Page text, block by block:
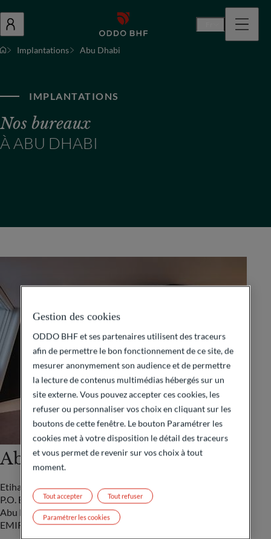
Implantations Abu Dhabi
IMPLANTATIONS
Nos bureaux
À ABU DHABI
Abu Dhabi
Etihad Tower 3, Level 36
P.O. Box 54826,
Abu Dhabi
EMIRATS ARABES UNIS
Gestion des cookies
ODDO BHF et ses partenaires utilisent des traceurs
afin de permettre le bon fonctionnement de ce site, de
mesurer anonymement son audience et de permettre
la lecture de contenus multimédias hébergés sur un
site externe. Vous pouvez accepter ces cookies, les
refuser ou personnaliser vos choix en cliquant sur les
boutons de cette fenêtre. Le bouton Paramétrer les
cookies met à votre disposition le détail des traceurs
et vous permet de revenir sur vos choix à tout
moment.
Tout refuser
Tout accepter
Paramétrer les cookies